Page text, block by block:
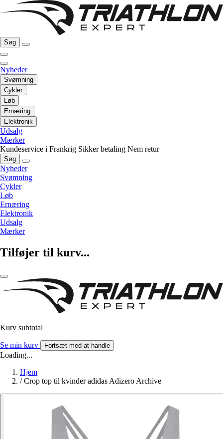
Søg
Nyheder
Svømning
Cykler
Løb
Ernæring
Elektronik
Udsalg
Mærker
Kundeservice i Frankrig Sikker betaling Nem retur
Søg
Nyheder
Svømning
Cykler
Løb
Ernæring
Elektronik
Udsalg
Mærker
Tilføjer til kurv...
Kurv subtotal
Se min kurv Fortsæt med at handle
Loading...
Hjem
/ Crop top til kvinder adidas Adizero Archive